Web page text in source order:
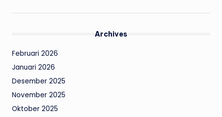
Archives
Februari 2026
Januari 2026
Desember 2025
November 2025
Oktober 2025